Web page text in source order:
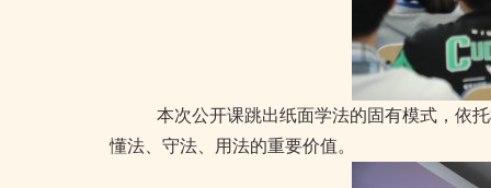
本次公开课跳出纸面学法的固有模式，依
懂法、守法、用法的重要价值。